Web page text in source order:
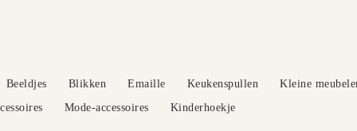
Beeldjes Blikken Emaille Keukenspullen
Kleine
Mode-accessoires Kinderhoekje